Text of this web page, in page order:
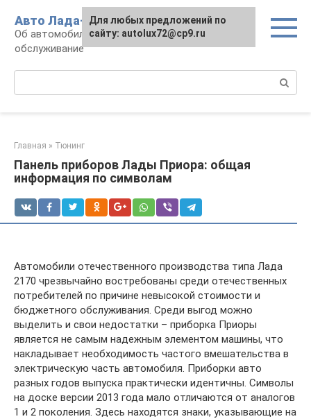
контенту
Авто Лада-люкс
Об автомобилях LADA: эксплуатация и
обслуживание
Главная » Тюнинг
Панель приборов Лады Приора: общая
информация по символам
Автомобили отечественного производства типа Лада
2170 чрезвычайно востребованы среди отечественных
потребителей по причине невысокой стоимости и
бюджетного обслуживания. Среди выгод можно
выделить и свои недостатки – приборка Приоры
является не самым надежным элементом машины, что
накладывает необходимость частого вмешательства в
электрическую часть автомобиля. Приборки авто
разных годов выпуска практически идентичны. Символы
на доске версии 2013 года мало отличаются от аналогов
1 и 2 поколения. Здесь находятся знаки, указывающие на
Для любых предложений по
сайту: autolux72@cp9.ru